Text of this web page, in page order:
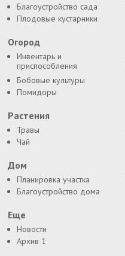
Благоустройство сада
Плодовые кустарники
Огород
Инвентарь и
приспособления
Бобовые культуры
Помидоры
Растения
Травы
Чай
Дом
Планировка участка
Благоустройство дома
Еще
Новости
Архив 1